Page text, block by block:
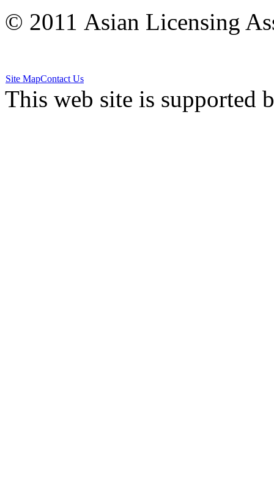
© 2011 Asian Licensing
Site MapContact Us
This web site is supported